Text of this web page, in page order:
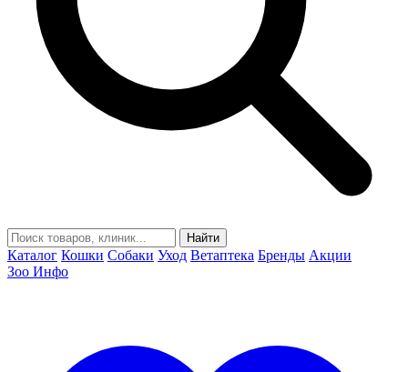
Найти
Каталог Кошки Собаки Уход Ветаптека Бренды Акции
Зоо Инфо